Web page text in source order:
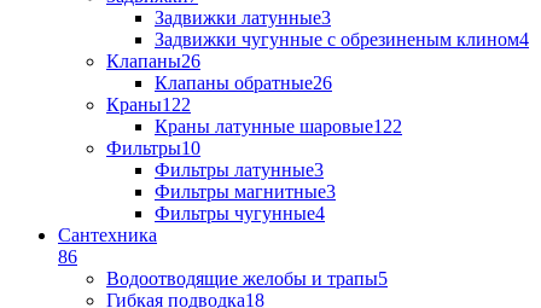
Задвижки латунные3
Задвижки чугунные с обрезиненым клином4
Клапаны26
Клапаны обратные26
Краны122
Краны латунные шаровые122
Фильтры10
Фильтры латунные3
Фильтры магнитные3
Фильтры чугунные4
Сантехника
86
Водоотводящие желобы и трапы5
Гибкая подводка18